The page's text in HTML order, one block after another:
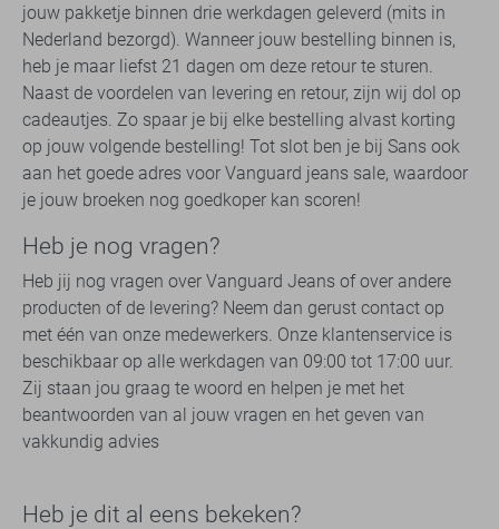
jouw pakketje binnen drie werkdagen geleverd (mits in
Nederland bezorgd). Wanneer jouw bestelling binnen is,
heb je maar liefst 21 dagen om deze retour te sturen.
Naast de voordelen van levering en retour, zijn wij dol op
cadeautjes. Zo spaar je bij elke bestelling alvast korting
op jouw volgende bestelling! Tot slot ben je bij Sans ook
aan het goede adres voor Vanguard jeans sale, waardoor
je jouw broeken nog goedkoper kan scoren!
Heb je nog vragen?
Heb jij nog vragen over Vanguard Jeans of over andere
producten of de levering? Neem dan gerust contact op
met één van onze medewerkers. Onze klantenservice is
beschikbaar op alle werkdagen van 09:00 tot 17:00 uur.
Zij staan jou graag te woord en helpen je met het
beantwoorden van al jouw vragen en het geven van
vakkundig advies
Heb je dit al eens bekeken?